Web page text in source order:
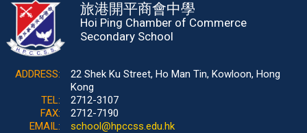
旅港開平商會中學
Hoi Ping Chamber of Commerce
Secondary School
ADDRESS:
22 Shek Ku Street, Ho Man Tin, Kowloon, Hong
Kong
TEL:
2712-3107
FAX:
2712-7190
EMAIL:
school@hpccss.edu.hk